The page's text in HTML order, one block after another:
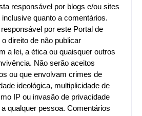
responsável por blogs e/ou sites
quanto a comentários.
por este Portal de
direito de não publicar
a lei, a ética ou quaisquer outros
Não serão aceitos
ou que envolvam crimes de
ideológica, multiplicidade de
IP ou invasão de privacidade
qualquer pessoa. Comentários